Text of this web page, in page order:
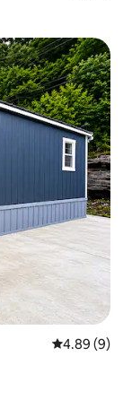
平均评分
4.89 (9)